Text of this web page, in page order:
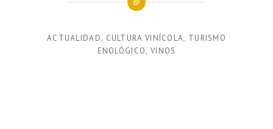
ACTUALIDAD, CULTURA VINÍCOLA, TURISMO
ENOLÓGICO, VINOS